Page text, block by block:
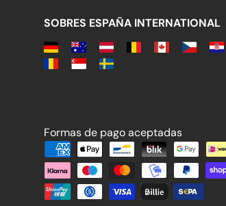
SOBRES ESPAÑA INTERNATIONAL
Formas de pago aceptadas
Formas de pago aceptadas